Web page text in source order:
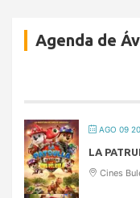
Agenda de
AGO 09
LA
Cines